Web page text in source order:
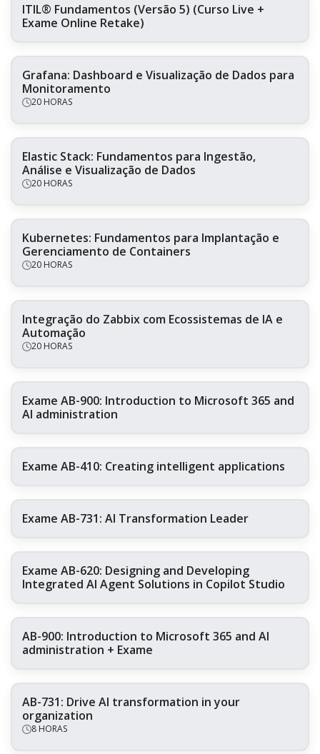
ITIL® Fundamentos (Versão 5) (Curso Live +
Exame Online Retake)
Grafana: Dashboard e Visualização de Dados para
Monitoramento
20 HORAS
Elastic Stack: Fundamentos para Ingestão,
Análise e Visualização de Dados
20 HORAS
Kubernetes: Fundamentos para Implantação e
Gerenciamento de Containers
20 HORAS
Integração do Zabbix com Ecossistemas de IA e
Automação
20 HORAS
Exame AB-900: Introduction to Microsoft 365 and
AI administration
Exame AB-410: Creating intelligent applications
Exame AB-731: AI Transformation Leader
Exame AB-620: Designing and Developing
Integrated AI Agent Solutions in Copilot Studio
AB-900: Introduction to Microsoft 365 and AI
administration + Exame
AB-731: Drive AI transformation in your
organization
8 HORAS